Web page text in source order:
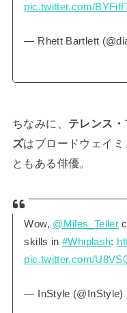
pic.twitter.com/
— Rhett Bartlett
ちなみに、 テレンス
ズはブロードウェイ
ともある俳優。
Wow, @Miles_Teller
skills in#Whiplash:
pic.twitter.com/
— InStyle (@InStyle)